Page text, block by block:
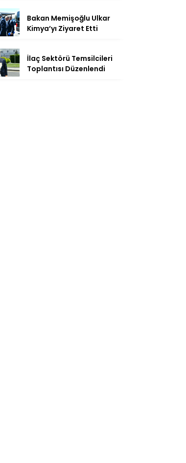
Bakan Memişoğlu Ulkar
Kimya’yı Ziyaret Etti
İlaç Sektörü Temsilcileri
Toplantısı Düzenlendi